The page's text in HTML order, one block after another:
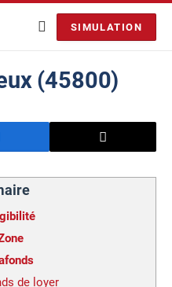
SIMULATION
(45800)
de loyer